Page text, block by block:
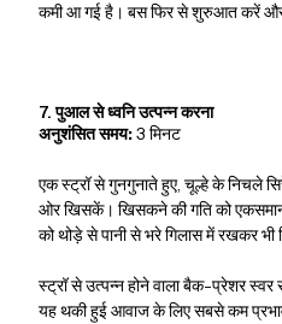
कमी आ गई है। बस फिर से शुरुआत करें और
7. पुआल से ध्वनि उत्पन्न करना
अनुशंसित समय:3 मिनट
एक स्ट्रॉ से गुनगुनाते हुए, चूल्हे के निचले
ओर खिसकें। खिसकने की गति को
को थोड़े से पानी से भरे गिलास में रखकर
स्ट्रॉ से उत्पन्न होने वाला बैक-प्रेशर
यह थकी हुई आवाज के लिए सबसे कम